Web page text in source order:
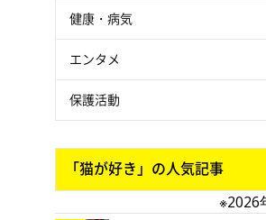
健康・病気
エンタメ
保護活動
「猫が好き」の人気記事
※2026